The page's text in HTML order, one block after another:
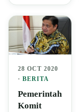
28 OCT 2020
· BERITA
Pemerintah
Komit